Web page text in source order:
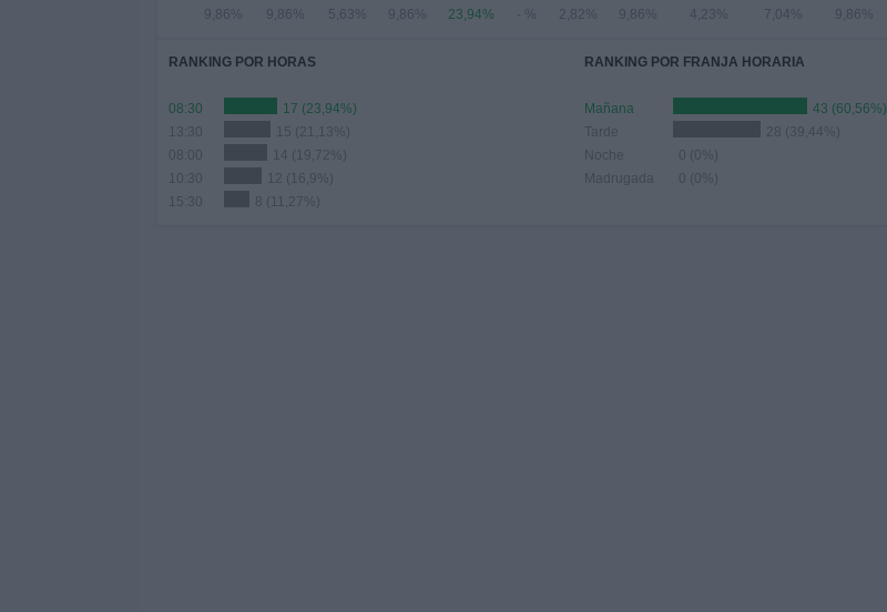
9,86% 9,86% 5,63% 9,86% 23,94% - % 2,82% 9,86% 4,23% 7,04% 9,86%
RANKING POR HORAS
08:30
17 (23,94%)
13:30
15 (21,13%)
08:00
14 (19,72%)
10:30
12 (16,9%)
15:30
8 (11,27%)
RANKING POR FRANJA HORARIA
Mañana
43 (60,56%)
Tarde
28 (39,44%)
Noche
0 (0%)
Madrugada
0 (0%)